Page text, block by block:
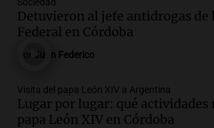
Córdoba homenajeó a León
pizza esculpida con su rostro
Episodios
Audio.Córdoba jugará un
la visita del Papa León XIV
Panorama Federal
Detuvieron al jefe antidrogas de
Federal en Córdoba
Juan Federico
Visita del papa León XIV a Argentina
Lugar por lugar: qué actividades
papa León XIV en Córdoba